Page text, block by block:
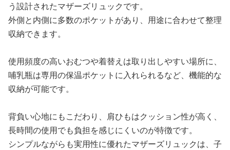
う設計されたマザーズリュックです。
外側と内側に多数のポケットがあり、用途に合わせて整理
収納できます。
使用頻度の高いおむつや着替えは取り出しやすい場所に、
哺乳瓶は専用の保温ポケットに入れられるなど、機能的な
収納が可能です。
背負い心地にもこだわり、肩ひもはクッション性が高く、
長時間の使用でも負担を感じにくいのが特徴です。
シンプルながらも実用性に優れたマザーズリュックは、子